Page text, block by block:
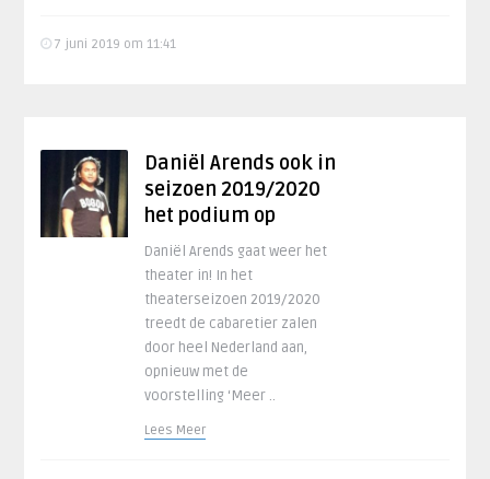
7 juni 2019 om 11:41
Daniël Arends ook in
seizoen 2019/2020
het podium op
Daniël Arends gaat weer het
theater in! In het
theaterseizoen 2019/2020
treedt de cabaretier zalen
door heel Nederland aan,
opnieuw met de
voorstelling ‘Meer ..
Lees Meer